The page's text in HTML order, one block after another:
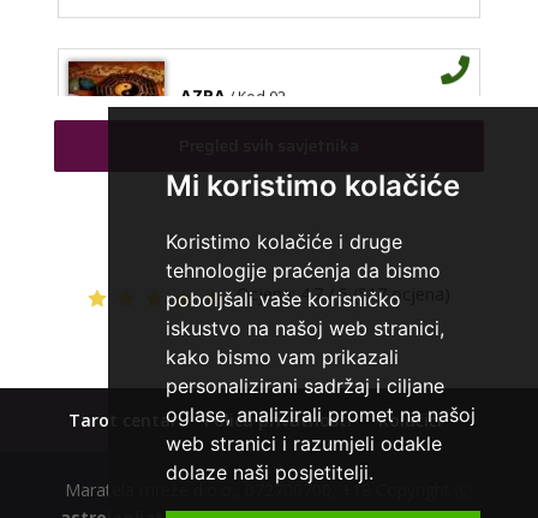
Mi koristimo kolačiće
Koristimo kolačiće i druge
tehnologije praćenja da bismo
poboljšali vaše korisničko
iskustvo na našoj web stranici,
kako bismo vam prikazali
personalizirani sadržaj i ciljane
oglase, analizirali promet na našoj
web stranici i razumjeli odakle
dolaze naši posjetitelji.
AZRA / Kod 02
Broj tel: 064/600-600
NINA / Kod 43
Tarot savjetnik je slobodan
TEHNIKE:
tarot, vidovitost, tumečenje snova,
Broj tel: 064/600-600
Ocjena: 4.7 / 5 (517 ocjena)
Tarot centar Polica privatnosti Kolačići
Maratela mreže d.o.o., 072700700, +18 Copyright Ⓒ